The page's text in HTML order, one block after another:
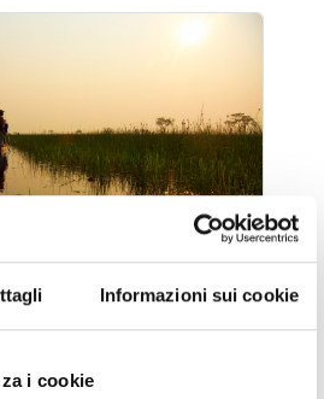
Informazioni sui cookie
i cookie
e Botswana
Zimbabwe e Botswana,